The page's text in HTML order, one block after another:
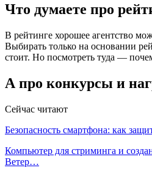
Что думаете про
В рейтинге хорошее агентство
Выбирать только на основании
стоит. Но посмотреть туда —
А про конкурсы и
Сейчас читают
Безопасность смартфона: как
Компьютер для стриминга и
Ветер…